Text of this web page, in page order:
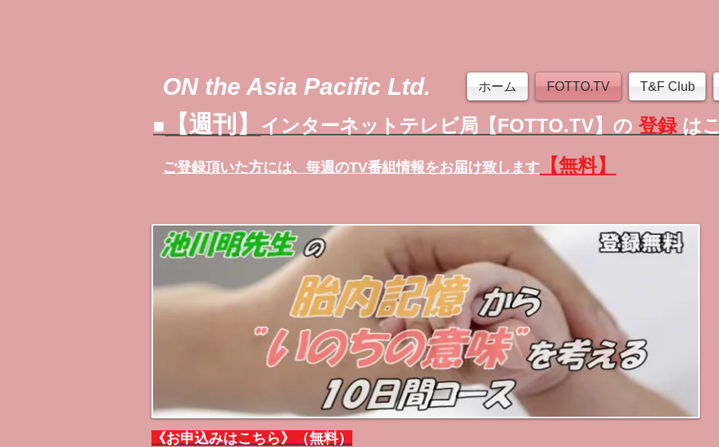
ON the Asia Pacific Ltd. ホーム FOTTO.TV T&F Club
■ 【週刊】 インターネットテレビ局【FOTTO.TV】の 登録 は
ご登録頂いた方には、 毎週のTV番組情報をお届け致します 【無料】
《お申込みはこちら》（無料）